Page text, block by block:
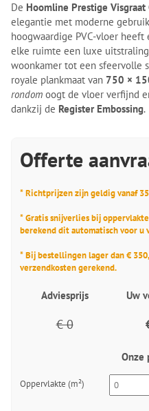
De Hoomline Prestige Visgraat
elegantie met moderne
hoogwaardige PVC-vloer
elke ruimte een luxe
woonkamer tot een sfeervolle
royale plankmaat van 750 ×
rondom oogt de vloer verfijnd
dankzij de Register Embossing.
Offerte
* Richtprijzen zijn geldig vanaf
* Gratis snijverlies bij
berekend dit automatisch voor u
* Bij bestellingen lager dan €
verzendkosten gerekend.
Adviesprijs Uw
€ 0
Onze
Oppervlakte (m²)